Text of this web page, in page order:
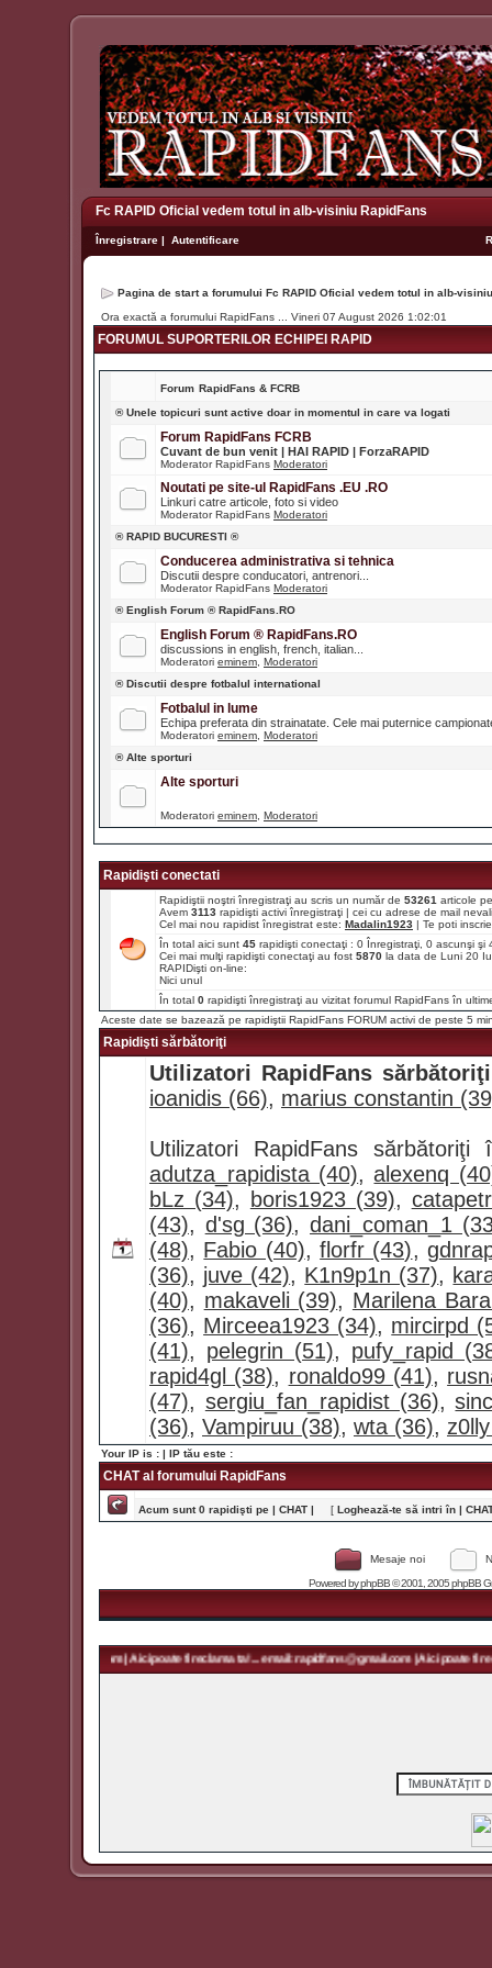
Fc RAPID Oficial vedem totul in alb-visiniu RapidFans
Înregistrare | Autentificare
Pagina de start a forumului Fc RAPID Oficial vedem totul in alb-
Ora exactă a forumului RapidFans ... Vineri 07 August 2026 1:02:01
FORUMUL SUPORTERILOR ECHIPEI RAPID
Forum RapidFans & FCRB
® Unele topicuri sunt active doar in momentul in care va logati
Forum RapidFans FCRB
Cuvant de bun venit | HAI RAPID | ForzaRAPID
Moderator RapidFans Moderatori
Noutati pe site-ul RapidFans .EU .RO
Linkuri catre articole, foto si video
Moderator RapidFans Moderatori
® RAPID BUCURESTI ®
Conducerea administrativa si tehnica
Discutii despre conducatori, antrenori...
Moderator RapidFans Moderatori
® English Forum ® RapidFans.RO
English Forum ® RapidFans.RO
discussions in english, french, italian...
Moderatori eminem Moderatori
® Discutii despre fotbalul international
Fotbalul in lume
Echipa preferata din strainatate. Cele mai puternice
Moderatori eminem Moderatori
® Alte sporturi
Alte sporturi
Moderatori eminem Moderatori
Rapidişti conectati
Rapidiştii noştri înregistraţi au scris un număr de 53261 articole
Avem 3113 rapidişti activi înregistraţi | cei cu adrese de mail
Cel mai nou rapidist înregistrat este: Madalin1923 | Te poti
În total aici sunt 45 rapidişti conectaţi : 0 Înregistraţi, 0 ascunşi
Cei mai mulţi rapidişti conectaţi au fost 5870 la data de Luni 20
RAPIDişti on-line:
Nici unul
În total 0 rapidişti înregistraţi au vizitat forumul RapidFans în
Aceste date se bazează pe rapidiştii RapidFans FORUM activi de peste 5
Rapidişti sărbătoriţi
Utilizatori RapidFans
ioanidis (66), marius constantin
Utilizatori RapidFans
adutza_rapidista (40),alexenq
bLz (34), boris1923 (39),
(43), d'sg (36),dani_coman_1
(48), Fabio (40),florfr (43),
(36), juve (42), K1n9p1n (37),
(40), makaveli (39), Marilena
(36), Mirceea1923 (34), mircirpd
(41), pelegrin (51), pufy_rapid
rapid4gl (38), ronaldo99 (41),
(47), sergiu_fan_rapidist (36),
(36), Vampiruu (38), wta (36),
Your IP is : | IP tău este :
CHAT al forumului RapidFans
Acum sunt 0 rapidişti pe | CHAT | [ Loghează-te să intri în |
Mesaje noi
Powered byphpBB© 2001, 2005 phpBB
| Aici poate fi reclama ta! ... email: rapidfans@gmail.com | Aici poate fi